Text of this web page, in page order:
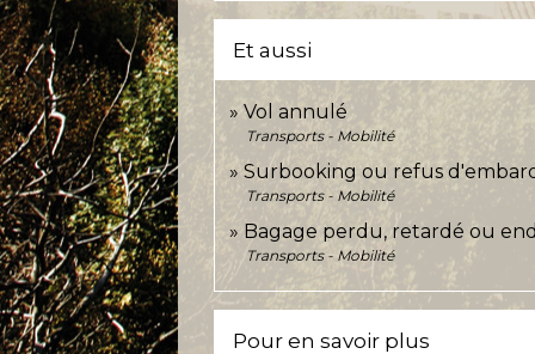
Et aussi
Vol annulé
Transports - Mobilité
Surbooking ou refus
Transports - Mobilité
Bagage perdu, retardé ou
Transports - Mobilité
Pour en savoir plus